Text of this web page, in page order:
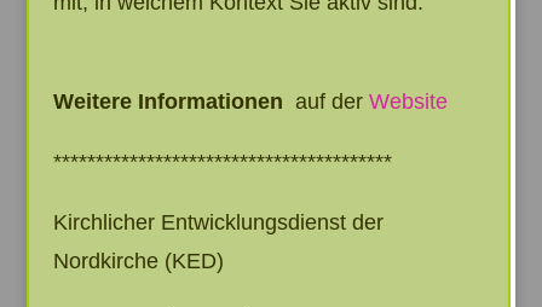
Weitere Informationen auf derWebsite
****************************************
Kirchlicher Entwicklungsdienst der
Nordkirche (KED)